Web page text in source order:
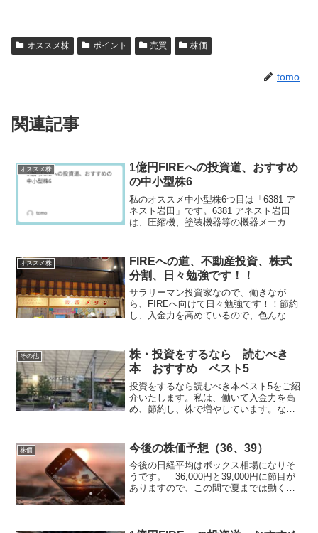
オススメ株 ポイント 売買 株価
tomo
関連記事
オススメ株
1億円FIREへの投資道、おすすめ
の中小型株6
私のオススメ中小型株6つ目は「6381 ア
ネスト岩田」です。6381 アネスト岩田
は、圧縮機、塗装機器等の機器メーカー
です。4年で売上高1.5倍以上、営業利益
は2倍弱程...
オススメ株
FIREへの道、不動産投資、株式
分割、日々勉強です！！
サラリーマン投資家なので、働きなが
ら、FIREへ向けて日々勉強です！！節約
し、入金力を高めているので、色んな都
解です。⇩ 4位くらいにいますので、応
援よろしくお願いしま...
その他
株・投資をするなら 読むべき
本 おすすめ ベスト5
投資をするなら読むべき本ベスト5をご紹
介いたします。私は、働いて入金力を高
め、節約し、株で増やしています。なの
する本を5冊紹介いたします。1.『敗者の
ゲーム』チャールズ...
株価 今後の株価予想（36、39）
今後の日経平均はボックス相場になりそ
うです。 36,000円と39,000円に節目が
ありますので、この間で夏までは動くと